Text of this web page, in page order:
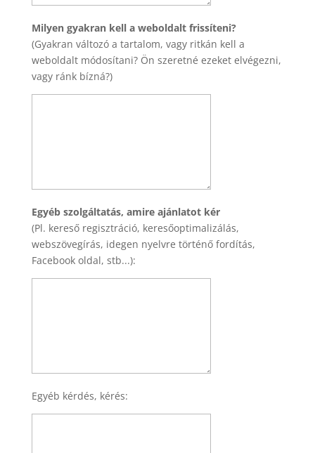
Milyen gyakran kell a weboldalt frissíteni?
(Gyakran változó a tartalom, vagy ritkán kell a
weboldalt módosítani? Ön szeretné ezeket elvégezni,
vagy ránk bízná?)
Egyéb szolgáltatás, amire ajánlatot kér
(Pl. kereső regisztráció, keresőoptimalizálás,
webszövegírás, idegen nyelvre történő fordítás,
Facebook oldal, stb...):
Egyéb kérdés, kérés: